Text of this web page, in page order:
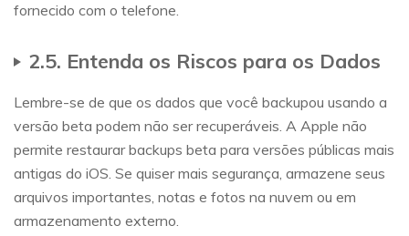
fornecido com o telefone.
2.5. Entenda os Riscos para os Dados
Lembre-se de que os dados que você backupou usando a
versão beta podem não ser recuperáveis. A Apple não
permite restaurar backups beta para versões públicas mais
antigas do iOS. Se quiser mais segurança, armazene seus
arquivos importantes, notas e fotos na nuvem ou em
armazenamento externo.